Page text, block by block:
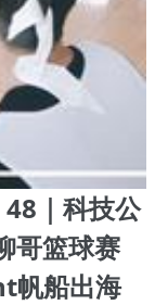
｜科技公
哥篮球赛
帆船出海